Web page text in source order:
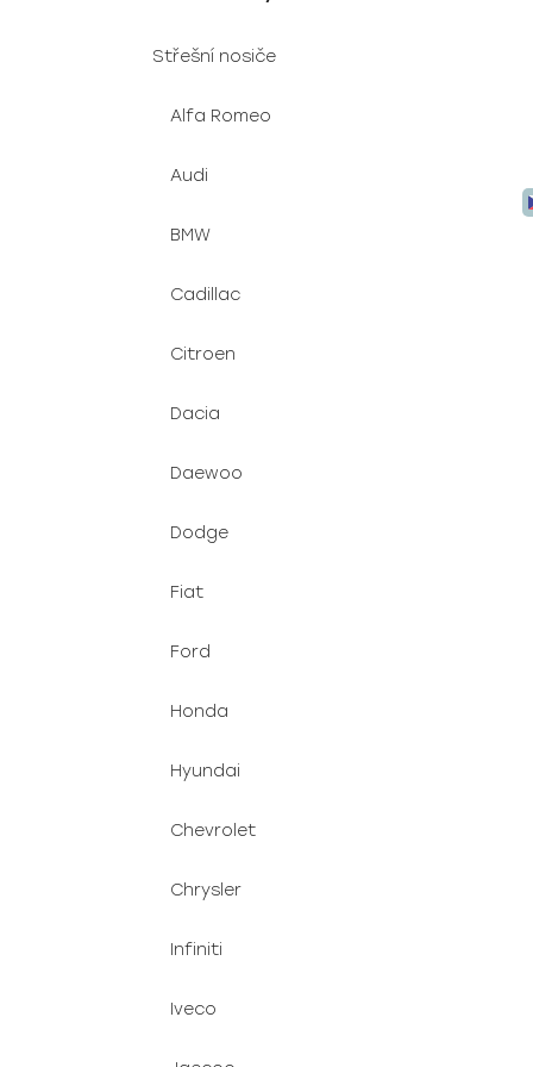
Střešní nosiče
Alfa Romeo
Audi
BMW
Cadillac
Citroen
Dacia
Daewoo
Dodge
Fiat
Ford
Honda
Hyundai
Chevrolet
Chrysler
Infiniti
Iveco